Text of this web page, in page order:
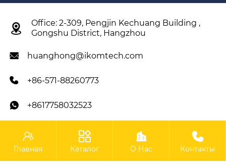

Office: 2-309, Pengjin Kechuang Building ,
Gongshu District, Hangzhou
 huanghong@ikomtech.com
 +86-571-88260773
 +8617758032523
IKOM Construction Machinery Co., Ltd.
Copyright ©IKOM Construction Machinery Co., Ltd.

Главная

Каталог

О Нас

Контакты